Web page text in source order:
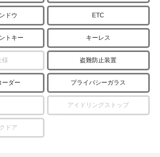
ドウ ETC
トキー キーレス
様 盗難防止装置
ーダー プライバシーガラス
アイドリングストップ
ドア